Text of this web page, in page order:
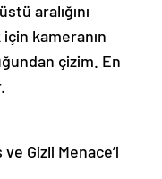
aralığını
kameranın
çizim. En
Gizli Menace’i